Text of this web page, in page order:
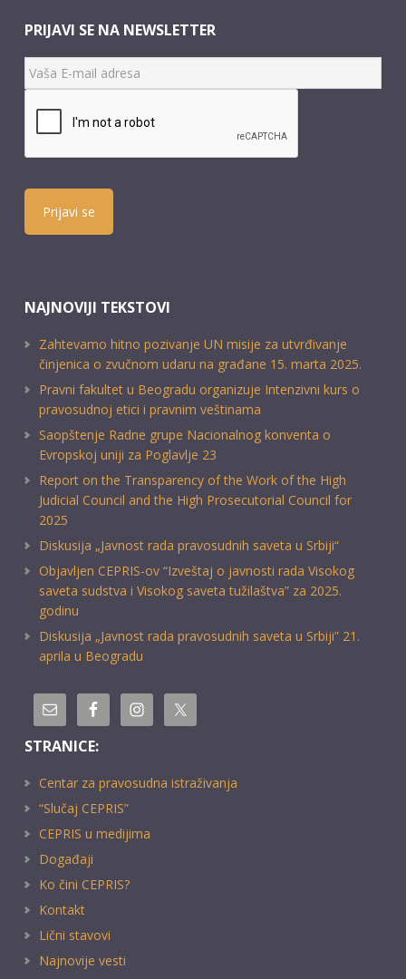
PRIJAVI SE NA NEWSLETTER
Prijavi se
NAJNOVIJI TEKSTOVI
Zahtevamo hitno pozivanje UN misije za utvrđivanje
činjenica o zvučnom udaru na građane 15. marta 2025.
Pravni fakultet u Beogradu organizuje Intenzivni kurs o
pravosudnoj etici i pravnim veštinama
Saopštenje Radne grupe Nacionalnog konventa o
Evropskoj uniji za Poglavlje 23
Report on the Transparency of the Work of the High
Judicial Council and the High Prosecutorial Council for
2025
Diskusija „Javnost rada pravosudnih saveta u Srbiji“
Objavljen CEPRIS-ov “Izveštaj o javnosti rada Visokog
saveta sudstva i Visokog saveta tužilaštva” za 2025.
godinu
Diskusija „Javnost rada pravosudnih saveta u Srbiji” 21.
aprila u Beogradu
STRANICE:
Centar za pravosudna istraživanja
“Slučaj CEPRIS”
CEPRIS u medijima
Događaji
Ko čini CEPRIS?
Kontakt
Lični stavovi
Najnovije vesti